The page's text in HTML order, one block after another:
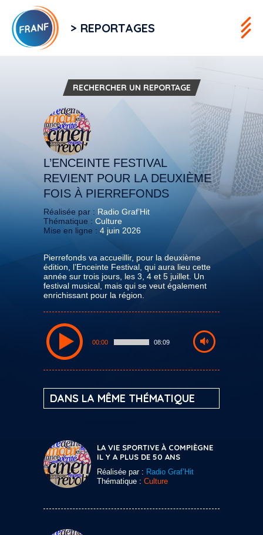
> REPORTAGES
RECHERCHER UN REPORTAGE
L’ENCEINTE FESTIVAL
REVIENT POUR LA DEUXIÈME
FOIS À PIERREFONDS
Réalisée par : Radio Graf’Hit
Thématique : Culture
Mise en ligne : 4 juin 2026
Pierrefonds va accueillir, pour la deuxième
édition, l’Enceinte Festival, qui aura lieu cette
année sur trois jours, les 3, 4 et 5 juillet. Un
festival musical, mais qui se veut également
enrichissant pour la région.
00:00 08:09
DANS LA MÊME THÉMATIQUE
LA VIE SPORTIVE À COMPIÈGNE
IL Y A PLUS DE 50 ANS
Réalisée par : Radio Graf’Hit
Thématique : Culture